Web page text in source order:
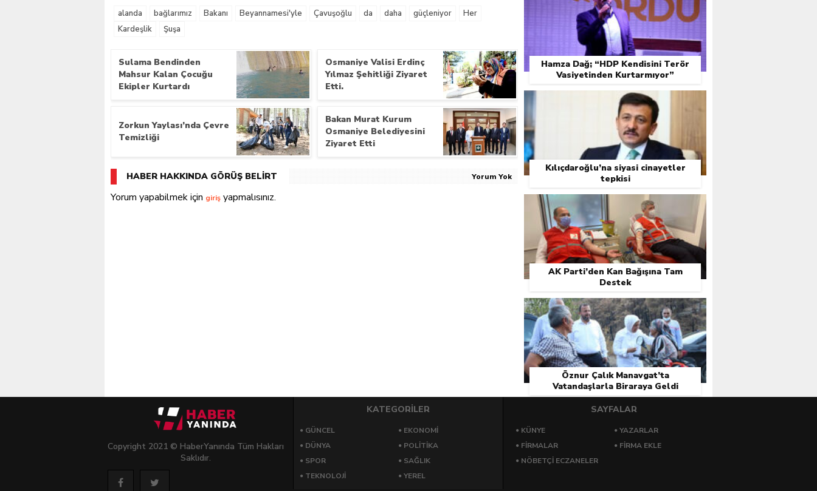
alanda bağlarımız Bakanı Beyannamesi'yle Çavuşoğlu da daha güçleniyor
Her
Kardeşlik
Şuşa
Sulama Bendinden
Mahsur Kalan Çocuğu
Ekipler Kurtardı
Osmaniye Valisi Erdinç
Yılmaz Şehitliği Ziyaret
Etti.
Zorkun Yaylası’nda Çevre
Temizliği
Bakan Murat Kurum
Osmaniye Belediyesini
Ziyaret Etti
HABER HAKKINDA GÖRÜŞ BELİRT Yorum Yok
Yorum yapabilmek için giriş yapmalısınız.
Hamza Dağ; “HDP Kendisini Terör
Vasiyetinden Kurtarmıyor”
Kılıçdaroğlu’na siyasi cinayetler
tepkisi
AK Parti’den Kan Bağışına Tam
Destek
Öznur Çalık Manavgat’ta
Vatandaşlarla Biraraya Geldi
Copyright 2021 © HaberYanında Tüm Hakları
Saklıdır.
KATEGORİLER
GÜNCEL
EKONOMI
DÜNYA
POLITIKA
SPOR
SAĞLIK
TEKNOLOJI
YEREL
SAYFALAR
KÜNYE
YAZARLAR
FIRMALAR
FIRMA EKLE
NÖBETÇI ECZANELER